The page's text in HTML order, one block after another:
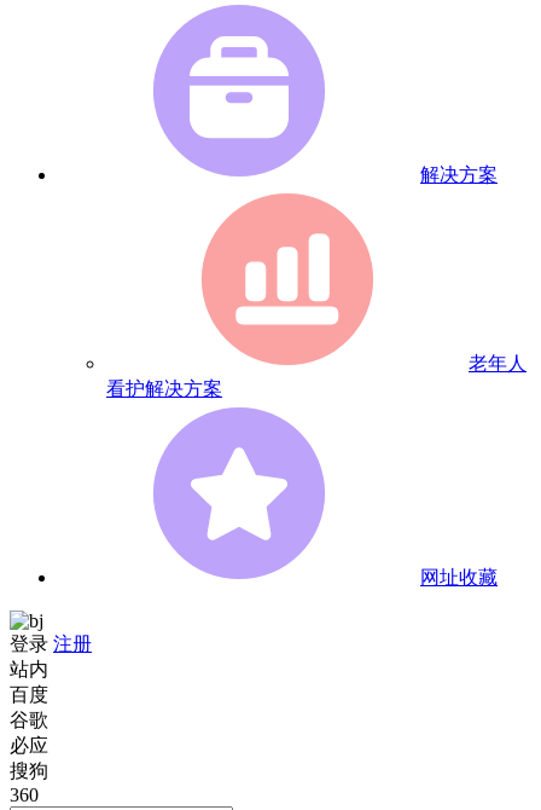
解决方案
老年人
看护解决方案
网址收藏
登录 注册
站内
百度
谷歌
必应
搜狗
360